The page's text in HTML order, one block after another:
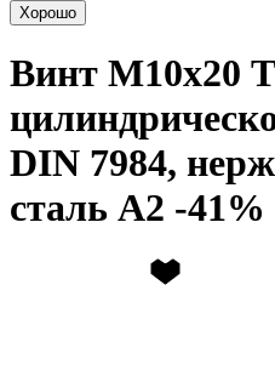
Хорошо
Винт М10х20
DIN 7984,
сталь А2